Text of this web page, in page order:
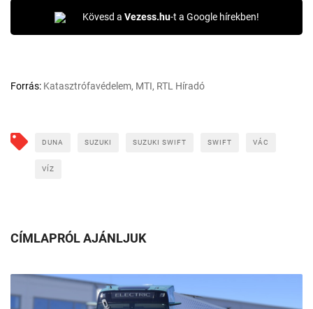
Kövesd a Vezess.hu-t a Google hírekben!
Forrás: Katasztrófavédelem, MTI, RTL Híradó
DUNA SUZUKI SUZUKI SWIFT SWIFT VÁC
VÍZ
CÍMLAPRÓL AJÁNLJUK